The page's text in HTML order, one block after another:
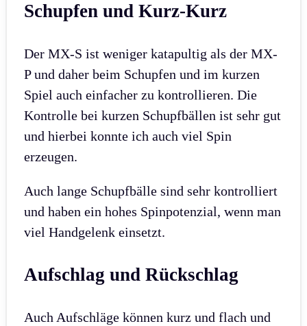
Schupfen und Kurz-Kurz
Der MX-S ist weniger katapultig als der MX-
P und daher beim Schupfen und im kurzen
Spiel auch einfacher zu kontrollieren. Die
Kontrolle bei kurzen Schupfbällen ist sehr gut
und hierbei konnte ich auch viel Spin
erzeugen.
Auch lange Schupfbälle sind sehr kontrolliert
und haben ein hohes Spinpotenzial, wenn man
viel Handgelenk einsetzt.
Aufschlag und Rückschlag
Auch Aufschläge können kurz und flach und